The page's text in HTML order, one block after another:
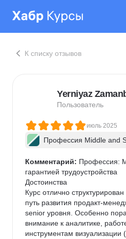
К списку отзывов
Yerniyaz
Пользователь
июль 2025
Профессия Middle and
Комментарий: Профессия:
гарантией трудоустройства
Достоинства
Курс отлично
путь развития продакт-
senior уровня. Особенно
внимание к аналитике,
инструментам визуализации